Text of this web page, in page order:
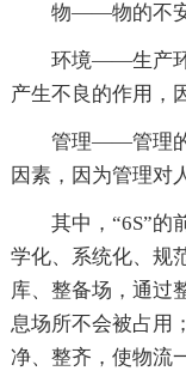
物——物的不安
环境——生产
产生不良的作用，
管理——管理
因素，因为管理对
其中，“6S”的
学化、系统化、规
库、整备场，通过
息场所不会被占用
净、整齐，使物流